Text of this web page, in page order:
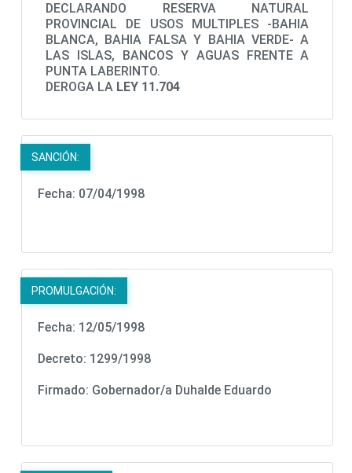
DECLARANDO RESERVA NATURAL
PROVINCIAL DE USOS MULTIPLES -BAHIA
BLANCA, BAHIA FALSA Y BAHIA VERDE- A
LAS ISLAS, BANCOS Y AGUAS FRENTE A
PUNTA LABERINTO.
DEROGA LA LEY 11.704
SANCIÓN:
Fecha: 07/04/1998
PROMULGACIÓN:
Fecha: 12/05/1998
Decreto: 1299/1998
Firmado: Gobernador/a Duhalde Eduardo